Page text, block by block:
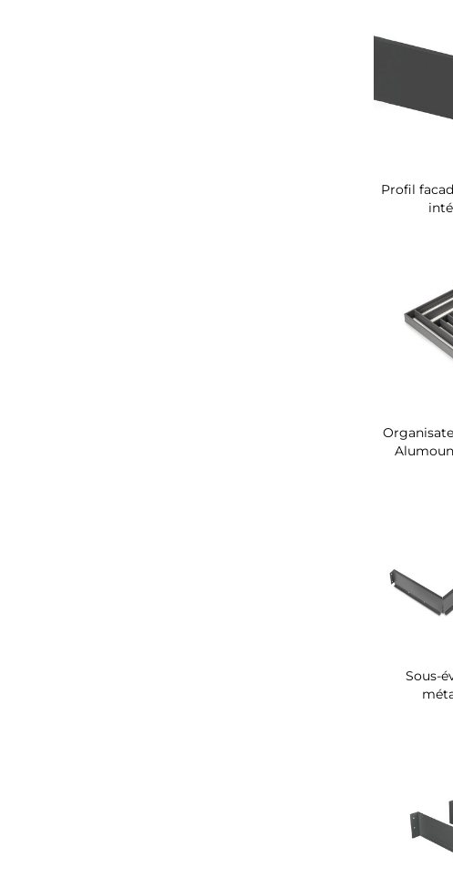
Profil
Sous-